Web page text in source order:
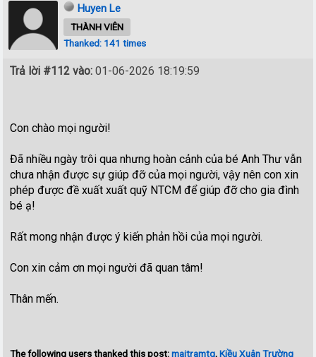
Huyen Le
THÀNH VIÊN
Thanked: 141 times
Trả lời #112 vào: 01-06-2026 18:19:59
Con chào mọi người!
Đã nhiều ngày trôi qua nhưng hoàn cảnh của bé Anh Thư vẫn
chưa nhận được sự giúp đỡ của mọi người, vậy nên con xin
phép được đề xuất xuất quỹ NTCM để giúp đỡ cho gia đình
bé ạ!
Rất mong nhận được ý kiến phản hồi của mọi người.
Con xin cảm ơn mọi người đã quan tâm!
Thân mến.
The following users thanked this post:maitramtg,Kiều Xuân Trường